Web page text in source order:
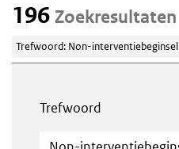
196 Zoekresultaten
Trefwoord: Non-interventiebeginsel
Trefwoord
Trefwoord